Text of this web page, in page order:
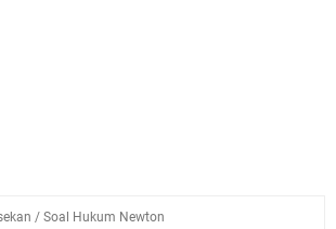
/ Soal Hukum Newton